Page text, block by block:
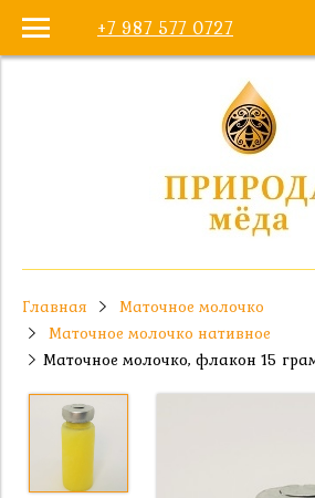
+7 987 577 0727
Главная
Маточное молочко
Маточное молочко нативное
Маточное молочко, флакон 15